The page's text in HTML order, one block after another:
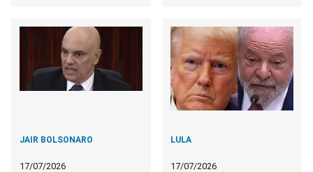
JAIR BOLSONARO
17/07/2026
LULA
17/07/2026